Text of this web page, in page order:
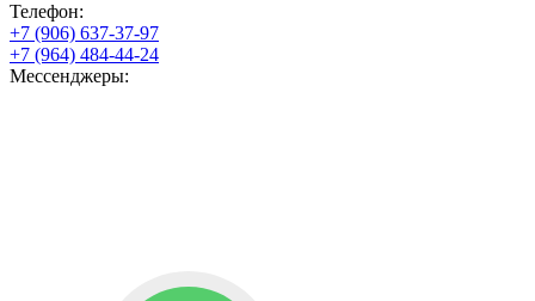
Телефон:
+7 (906) 637-37-97
+7 (964) 484-44-24
Мессенджеры: